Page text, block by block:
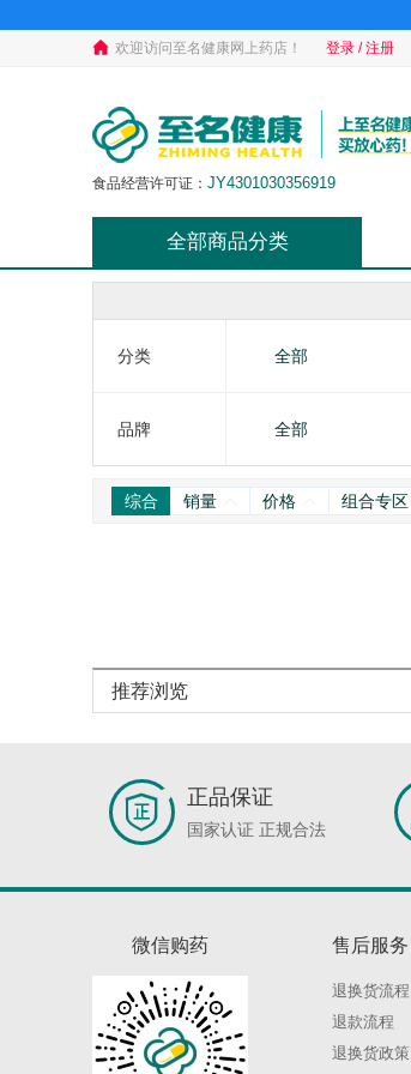
欢迎访问至名健康网上药店！ 登录 / 注册
食品经营许可证： JY4301030356919
全部商品分类
分类 全部
品牌 全部
综合 销量 价格 组合专区
推荐浏览
正品保证
国家认证 正规合法
微信购药 售后服务
退换货流程
退款流程
退换货政策